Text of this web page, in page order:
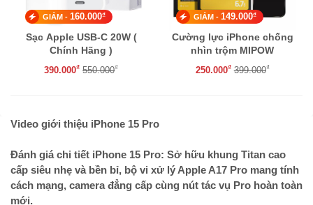
GIẢM - 160.000₫
Sạc Apple USB-C 20W (
Chính Hãng )
390.000₫ 550.000₫
GIẢM - 149.000₫
Cường lực iPhone chống
nhìn trộm MIPOW
KINGBULL
250.000₫ 399.000₫
Video giới thiệu iPhone 15 Pro
Đánh giá chi tiết iPhone 15 Pro: Sở hữu khung Titan cao
cấp siêu nhẹ và bền bỉ, bộ vi xử lý Apple A17 Pro mang tính
cách mạng, camera đẳng cấp cùng nút tác vụ Pro hoàn toàn
mới.